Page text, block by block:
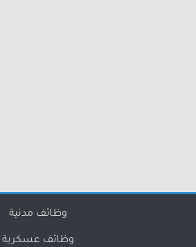
وظائف مدنية
وظائف عسكرية